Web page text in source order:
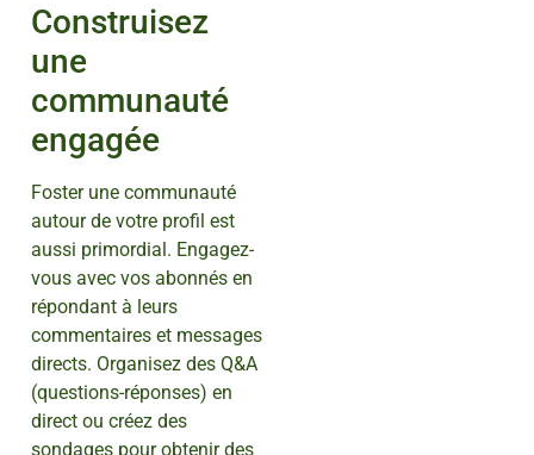
Construisez
une
communauté
engagée
Foster une communauté
autour de votre profil est
aussi primordial. Engagez-
vous avec vos abonnés en
répondant à leurs
commentaires et messages
directs. Organisez des Q&A
(questions-réponses) en
direct ou créez des
sondages pour obtenir des